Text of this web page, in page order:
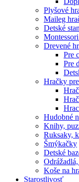
Plyšové
Maileg
Detské
Drevené
Pre
Pre
Hračky
Hudobné
Knihy,
Ruksaky,
Šmýkačky
Detské
Koše na
Starostlivosť